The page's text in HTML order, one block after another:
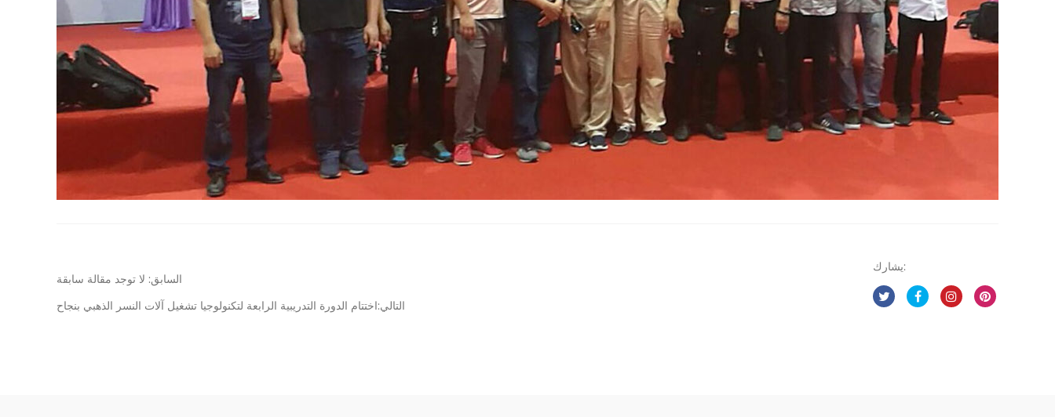
السابق: لا توجد مقالة سابقة
التالي:اختتام الدورة التدريبية الرابعة لتكنولوجيا تشغيل آلات النسر الذهبي بنجاح
يشارك: